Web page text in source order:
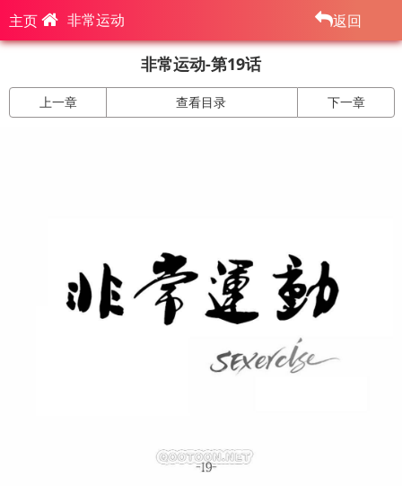
主页 非常运动 返回
非常运动-第19话
上一章 查看目录 下一章